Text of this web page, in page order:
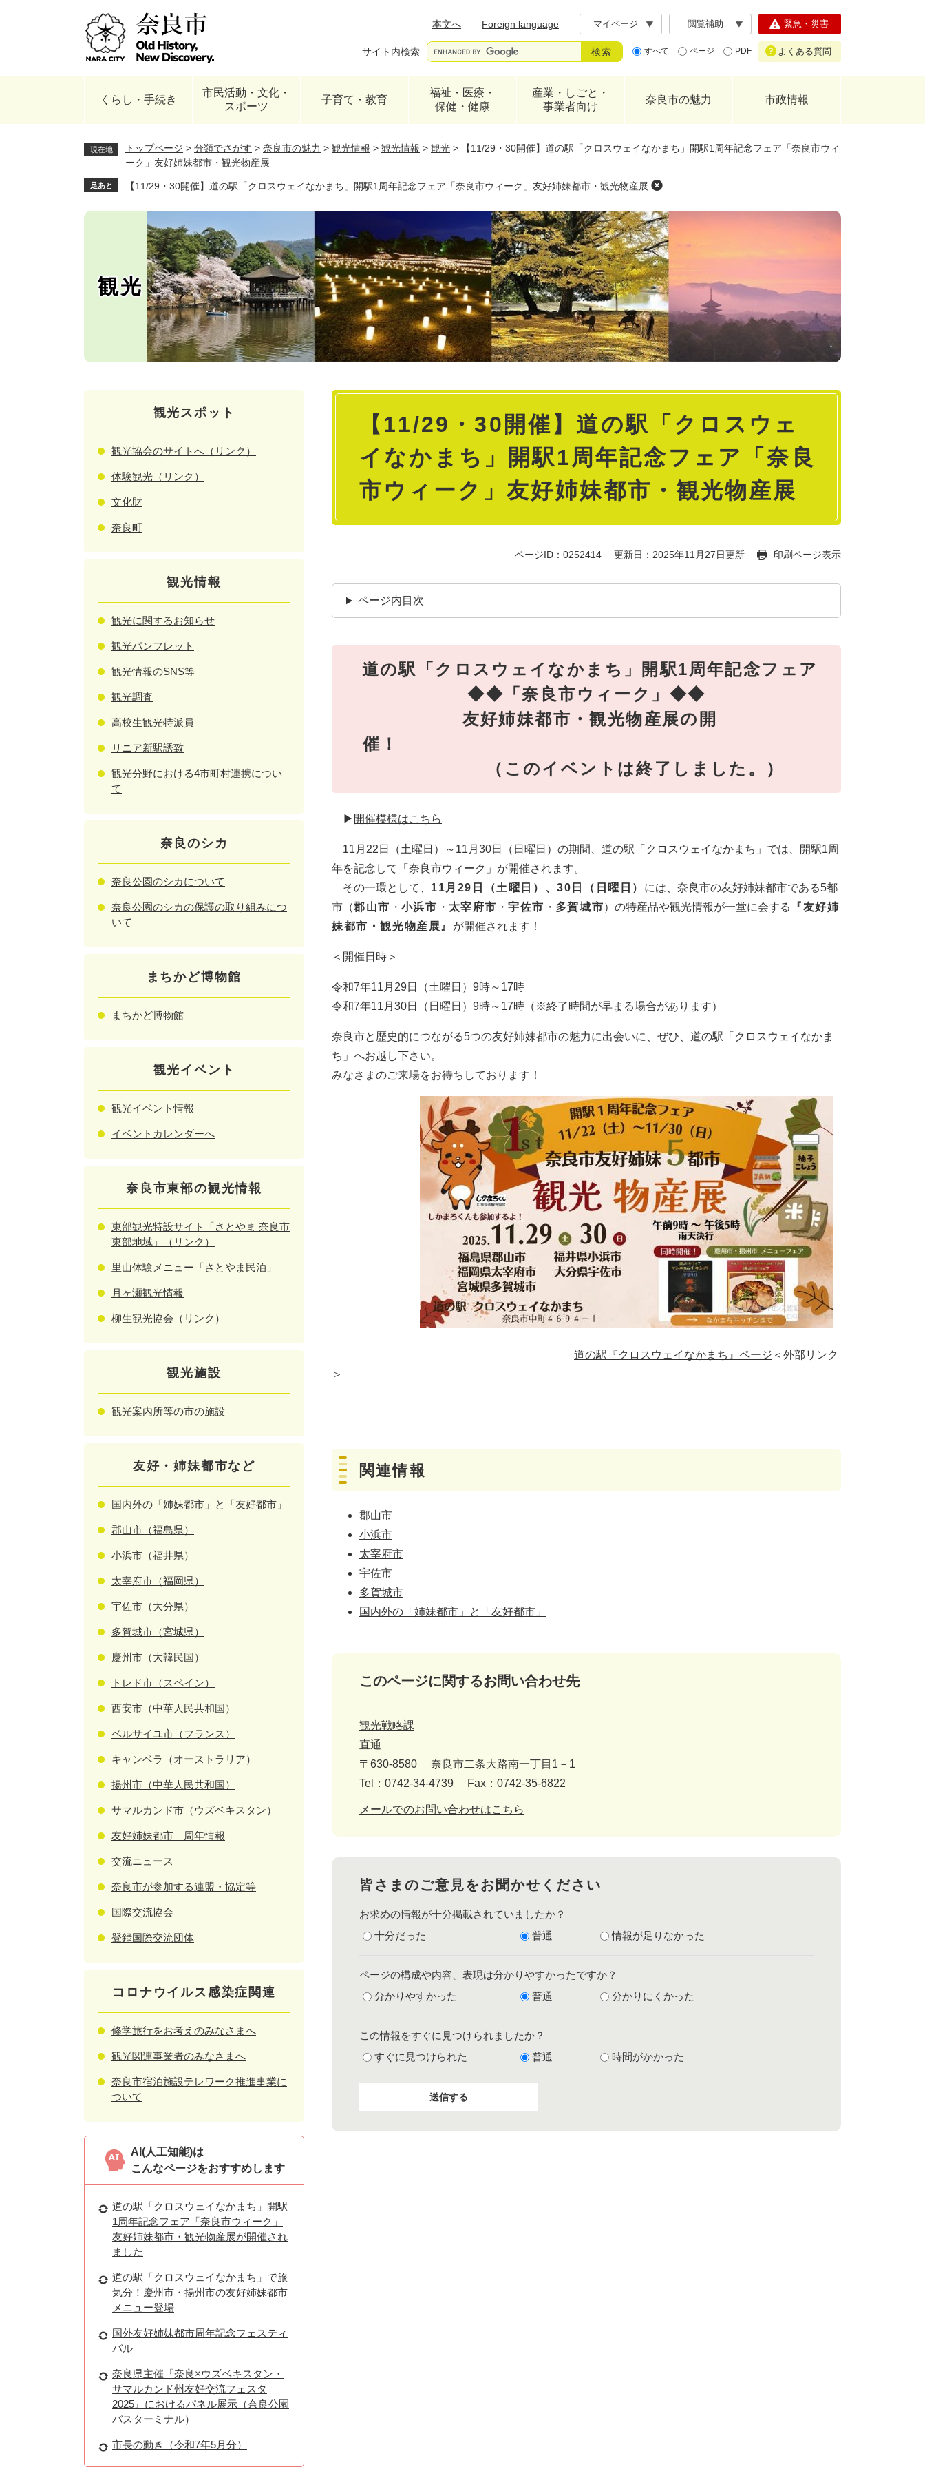
本文へ
Foreign language マイページ 閲覧補助
サイト内検索 すべて ページ PDF
緊急・災害
よくある質問
くらし・手続き
市民活動・文化・
スポーツ
子育て・教育
福祉・医療・
保健・健康
産業・しごと・
事業者向け
奈良市の魅力 市政情報
現在地 トップページ > 分類でさがす > 奈良市の魅力 > 観光情報 > 観光情報 > 観光 >
【11/29・30開催】道の駅「クロスウェイなかまち」開駅1周年記念フェア「奈良市ウィ
ーク」友好姉妹都市・観光物産展
足あと 【11/29・30開催】道の駅「クロスウェイなかまち」開駅1周年記念フェア「奈良市ウィーク」友好姉妹都市・観光物産展
観光
本
【11/29・30開催】道の駅「クロスウェ
イなかまち」開駅1周年記念フェア「奈良
市ウィーク」友好姉妹都市・観光物産展
ページID：0252414 更新日：2025年11月27日更新 印刷ページ表示
ページ内目次
道の駅「クロスウェイなかまち」開駅1周年記念フェア
◆◆「奈良市ウィーク」◆◆
​友好姉妹都市・観光物産展の開
催！
（このイベントは終了しました。）
▶ 開催模様はこちら
11月22日（土曜日）～11月30日（日曜日）の期間、道の駅「クロスウェイなかまち」では、開駅1周
年を記念して「奈良市ウィーク」が開催されます。
その一環として、 11月29日（土曜日）、30日（日曜日） には、奈良市の友好姉妹都市である5都
市（郡山市 ・ 小浜市 ・ 太宰府市 ・宇佐市 ・ 多賀城市）の特産品や観光情報が一堂に会する
『友好姉
妹都市・観光物産展』 が開催されます！
＜開催日時＞
令和7年11月29日（土曜日）9時～17時
​令和7年11月30日（日曜日）9時～17時（※終了時間が早まる場合があります）
奈良市と歴史的につながる5つの友好姉妹都市の魅力に出会いに、ぜひ、道の駅「クロスウェイなかま
ち」へお越し下さい。
みなさまのご来場をお待ちしております！
道の駅『クロスウェイなかまち』ページ ＜外部リンク
＞
関連情報
郡山市
小浜市
太宰府市
宇佐市
多賀城市
国内外の「姉妹都市」と「友好都市」
このページに関するお問い合わせ先
観光戦略課
直通
〒630-8580
奈良市二条大路南一丁目1－1
Tel：0742-34-4739
Fax：0742-35-6822
メールでのお問い合わせはこちら
皆さまのご意見をお聞かせください
お求めの情報が十分掲載されていましたか？
十分だった
普通 情報が足りなかった
ページの構成や内容、表現は分かりやすかったですか？
分かりやすかった
普通 分かりにくかった
この情報をすぐに見つけられましたか？
すぐに見つけられた
普通 時間がかかった
観光スポット
観光協会のサイトへ（リンク）
体験観光（リンク）
文化財
奈良町
観光情報
観光に関するお知らせ
観光パンフレット
観光情報のSNS等
観光調査
高校生観光特派員
リニア新駅誘致
観光分野における4市町村連携につい
て
奈良のシカ
奈良公園のシカについて
奈良公園のシカの保護の取り組みにつ
いて
まちかど博物館
まちかど博物館
観光イベント
観光イベント情報
イベントカレンダーへ
奈良市東部の観光情報
東部観光特設サイト「さとやま 奈良市
東部地域」（リンク）
里山体験メニュー「さとやま民泊」
月ヶ瀬観光情報
柳生観光協会（リンク）
観光施設
観光案内所等の市の施設
友好・姉妹都市など
国内外の「姉妹都市」と「友好都市」
郡山市（福島県）
小浜市（福井県）
太宰府市（福岡県）
宇佐市（大分県）
多賀城市（宮城県）
慶州市（大韓民国）
トレド市（スペイン）
西安市（中華人民共和国）
ベルサイユ市（フランス）
キャンベラ（オーストラリア）
揚州市（中華人民共和国）
サマルカンド市（ウズベキスタン）
友好姉妹都市 周年情報
交流ニュース
奈良市が参加する連盟・協定等
国際交流協会
登録国際交流団体
コロナウイルス感染症関連
修学旅行をお考えのみなさまへ
観光関連事業者のみなさまへ
奈良市宿泊施設テレワーク推進事業に
ついて
AI(人工知能)は
こんなページをおすすめします
道の駅「クロスウェイなかまち」開駅
1周年記念フェア「奈良市ウィーク」
友好姉妹都市・観光物産展が開催され
ました
道の駅「クロスウェイなかまち」で旅
気分！慶州市・揚州市の友好姉妹都市
メニュー登場
国外友好姉妹都市周年記念フェスティ
バル
奈良県主催『奈良×ウズベキスタン・
サマルカンド州友好交流フェスタ
2025』におけるパネル展示（奈良公園
バスターミナル）
市長の動き（令和7年5月分）